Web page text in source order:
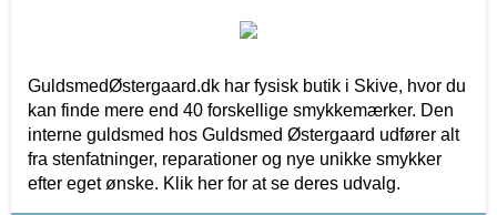
GuldsmedØstergaard.dk har fysisk butik i Skive, hvor du
kan finde mere end 40 forskellige smykkemærker. Den
interne guldsmed hos Guldsmed Østergaard udfører alt
fra stenfatninger, reparationer og nye unikke smykker
efter eget ønske. Klik her for at se deres udvalg.